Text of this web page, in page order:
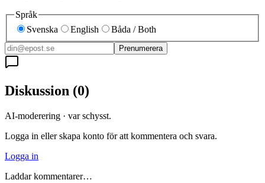
Språk
Svenska
English Båda / Both
Prenumerera
Diskussion (0)
AI-moderering · var schysst.
Logga in eller skapa konto för att kommentera och svara.
Logga in
Laddar kommentarer…